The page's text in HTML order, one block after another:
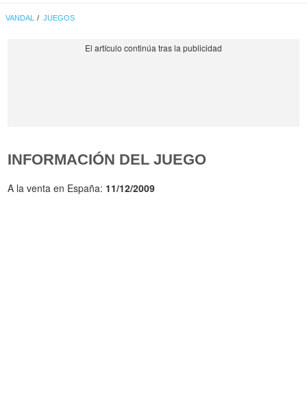
VANDAL JUEGOS
INFORMACIÓN DEL JUEGO
A la venta en España: 11/12/2009